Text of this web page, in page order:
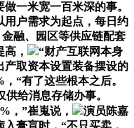
一米宽一百米深的事。
用户需求为起点，每日约
融、园区等供应链配套
，
“财产互联网本身
产取资本设置装备摆设的
“有了这些根本之后。
给消息存储办事。
，”崔嵬说，
演员陈嘉
膏肓时，“不只买卖，